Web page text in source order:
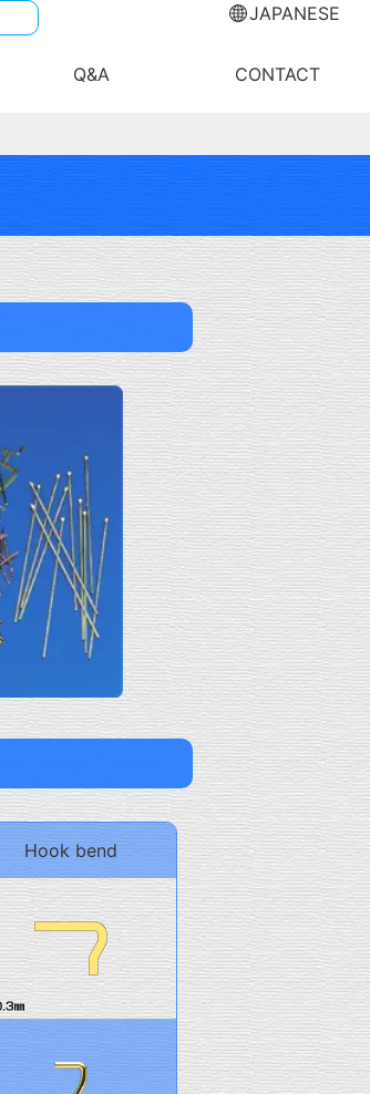
JAPANESE
Q&A CONTACT
Hook bend